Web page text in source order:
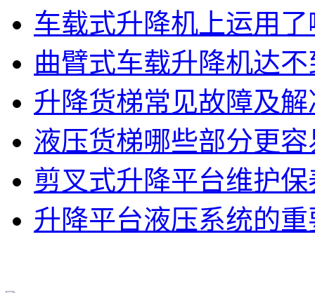
车载式升降机上运用
曲臂式车载升降机达
升降货梯常见故障及
液压货梯哪些部分更
剪叉式升降平台维护
升降平台液压系统的重